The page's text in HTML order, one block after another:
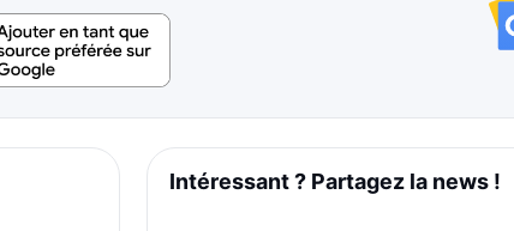
Intéressant ? Partagez la news !